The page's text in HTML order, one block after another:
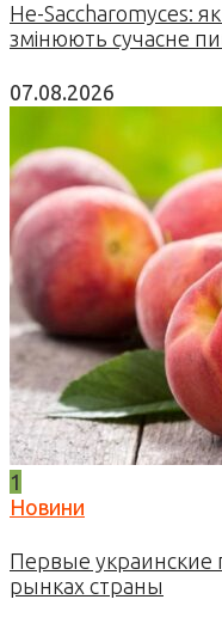
Не-Saccharomyces:
змінюють сучасне
07.08.2026
1
Новини
Первые украинские
рынках страны